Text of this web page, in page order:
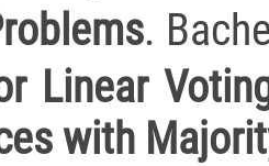
.
Linear
with